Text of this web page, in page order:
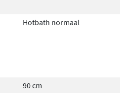
Hotbath normaal
90 cm